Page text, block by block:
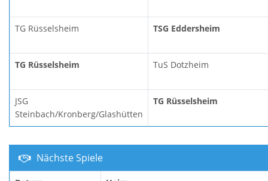
TG Rüsselsheim TSG Eddersheim
TG Rüsselsheim TuS Dotzheim
JSG
Steinbach/Kronberg/Glashütten
TG Rüsselsheim
Nächste Spiele